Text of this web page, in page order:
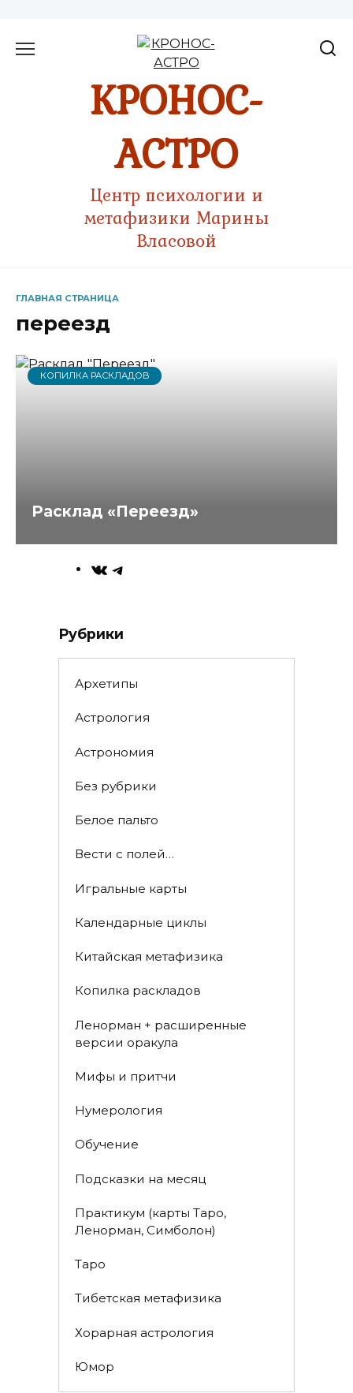
КРОНОС-
АСТРО
Центр психологии и
метафизики Марины
Власовой
ГЛАВНАЯ СТРАНИЦА
переезд
КОПИЛКА РАСКЛАДОВ
Расклад «Переезд»
ВКонтакте
Рубрики
Архетипы
Астрология
Астрономия
Без рубрики
Белое пальто
Вести с полей…
Игральные карты
Календарные циклы
Китайская метафизика
Копилка раскладов
Ленорман + расширенные
версии оракула
Мифы и притчи
Нумерология
Обучение
Подсказки на месяц
Практикум (карты Таро,
Ленорман, Симболон)
Таро
Тибетская метафизика
Хорарная астрология
Юмор